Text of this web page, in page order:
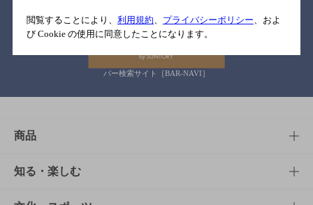
バー検索サイト［BAR-NAVI］
商品
商品TOP
知る・楽しむ
閲覧することにより、 利用規約 プライバシーポリシー 、およ
び Cookie の使用に同意したことになります。